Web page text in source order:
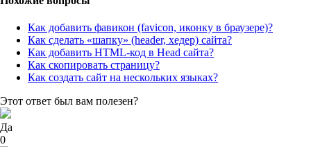
Как добавить фавикон (favicon, иконку в браузере)?
Как сделать «шапку» (header, хедер) сайта?
Как добавить HTML-код в Head сайта?
Как скопировать страницу?
Как создать сайт на нескольких языках?
Этот ответ был вам полезен?
Да
0